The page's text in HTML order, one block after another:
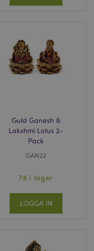
Guld Ganesh &
Lakshmi Lotus 2-
Pack
GAN22
78 i lager
LOGGA IN